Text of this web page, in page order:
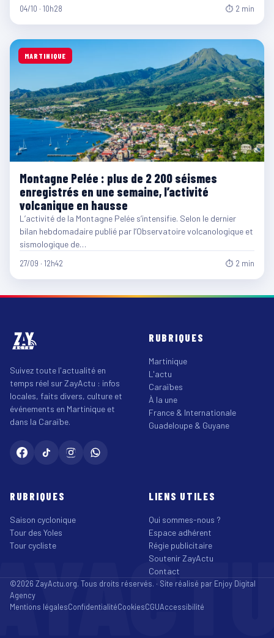
04/10 · 10h28 ⏱ 2 min
MARTINIQUE
Montagne Pelée : plus de 2 200 séismes
enregistrés en une semaine, l’activité
volcanique en hausse
L’activité de la Montagne Pelée s’intensifie. Selon le dernier
bilan hebdomadaire publié par l’Observatoire volcanologique et
sismologique de…
27/09 · 12h42 ⏱ 2 min
Suivez toute l'actualité en
temps réel sur ZayActu : infos
locales, faits divers, culture et
événements en Martinique et
dans la Caraïbe.
RUBRIQUES
Martinique
L'actu
Caraïbes
À la une
France & Internationale
Guadeloupe & Guyane
RUBRIQUES
Saison cyclonique
Tour des Yoles
Tour cycliste
LIENS UTILES
Qui sommes-nous ?
Espace adhérent
Régie publicitaire
Soutenir ZayActu
Contact
©2026 ZayActu.org. Tous droits réservés. · Site réalisé par Enjoy Digital
Agency
Mentions légalesConfidentialitéCookiesCGUAccessibilité